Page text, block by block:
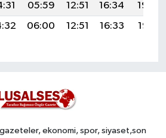
05:59 12:51 16:34
19:34
06:00 12:51 16:33 19:32
ekonomi, spor, siyaset,son